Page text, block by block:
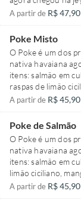
e agora você
(qualquer
A partir de R$ 47,90
Poke Misto
O Poke é um dos
nativa havaiana
itens: salmão em
raspas de limão
pepino, tomate
observação do
A partir de R$ 45,90
Poke de Salmão
O Poke é um dos
nativa havaiana
itens: salmão em
limão ciciliano,
seco e alface
A partir de R$ 45,90